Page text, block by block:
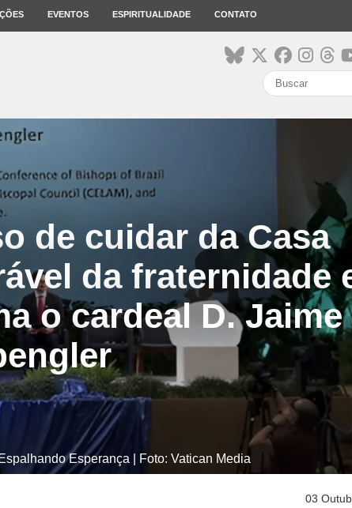
EVENTOS ESPIRITUALIDADE CONTATO
de cuidar da Casa
da fraternidade
o cardeal D. Jaime
Esperança | Foto: Vatican Media
03